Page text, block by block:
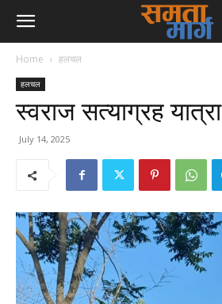
Home हलचल
हलचल
स्वराज सत्याग्रह यात्रा
July 14, 2025